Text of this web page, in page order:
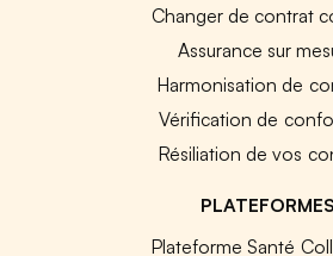
Changer de contrat
Assurance sur
Harmonisation de
Vérification de
Résiliation de vos
PLATEFORMES
Plateforme Santé